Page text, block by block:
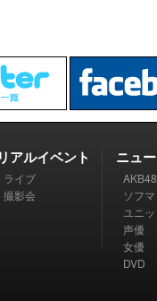
リアルイベント
ライブ
撮影会
ニュ
AKB48
ソフ
ユニ
声優
女優
DVD